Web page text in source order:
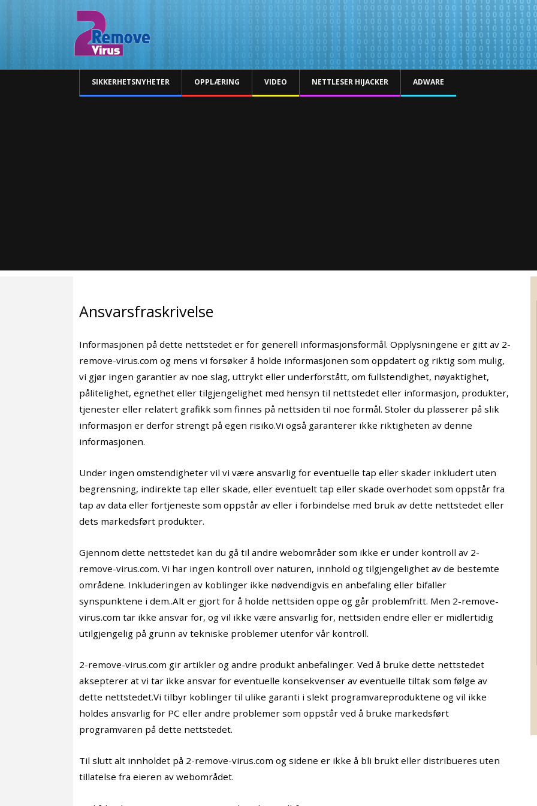
SIKKERHETSNYHETER OPPLÆRING VIDEO NETTLESER HIJACKER ADWARE
Ansvarsfraskrivelse
Informasjonen på dette nettstedet er for generell informasjonsformål. Opplysningene er gitt av 2-
remove-virus.com og mens vi forsøker å holde informasjonen som oppdatert og riktig som mulig,
vi gjør ingen garantier av noe slag, uttrykt eller underforstått, om fullstendighet, nøyaktighet,
pålitelighet, egnethet eller tilgjengelighet med hensyn til nettstedet eller informasjon, produkter,
tjenester eller relatert grafikk som finnes på nettsiden til noe formål. Stoler du plasserer på slik
informasjon er derfor strengt på egen risiko.Vi også garanterer ikke riktigheten av denne
informasjonen.
Under ingen omstendigheter vil vi være ansvarlig for eventuelle tap eller skader inkludert uten
begrensning, indirekte tap eller skade, eller eventuelt tap eller skade overhodet som oppstår fra
tap av data eller fortjeneste som oppstår av eller i forbindelse med bruk av dette nettstedet eller
dets markedsført produkter.
Gjennom dette nettstedet kan du gå til andre webområder som ikke er under kontroll av 2-
remove-virus.com. Vi har ingen kontroll over naturen, innhold og tilgjengelighet av de bestemte
områdene. Inkluderingen av koblinger ikke nødvendigvis en anbefaling eller bifaller
synspunktene i dem..Alt er gjort for å holde nettsiden oppe og går problemfritt. Men 2-remove-
virus.com tar ikke ansvar for, og vil ikke være ansvarlig for, nettsiden endre eller er midlertidig
utilgjengelig på grunn av tekniske problemer utenfor vår kontroll.
2-remove-virus.com gir artikler og andre produkt anbefalinger. Ved å bruke dette nettstedet
aksepterer at vi tar ikke ansvar for eventuelle konsekvenser av eventuelle tiltak som følge av
dette nettstedet.Vi tilbyr koblinger til ulike garanti i slekt programvareproduktene og vil ikke
holdes ansvarlig for PC eller andre problemer som oppstår ved å bruke markedsført
programvaren på dette nettstedet.
Til slutt alt innholdet på 2-remove-virus.com og sidene er ikke å bli brukt eller distribueres uten
tillatelse fra eieren av webområdet.